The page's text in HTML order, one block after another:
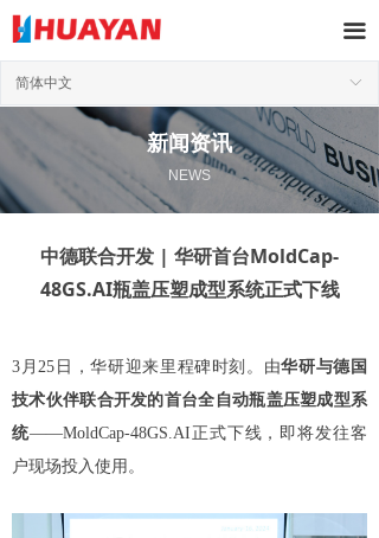
ꀅ
简体中文
끀
中德联合开发 | 华研首台MoldCap-
48GS.AI瓶盖压塑成型系统正式下线
3月25日，华研迎来里程碑时刻。由华研与德国
技术伙伴联合开发的首台全自动瓶盖压塑成型系
统——MoldCap-48GS.AI正式下线，即将发往客
户现场投入使用。
新闻资讯
NEWS